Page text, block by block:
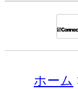
ホーム